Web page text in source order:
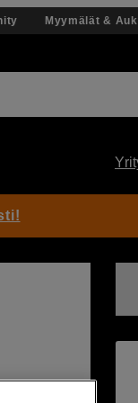
Myymälät &